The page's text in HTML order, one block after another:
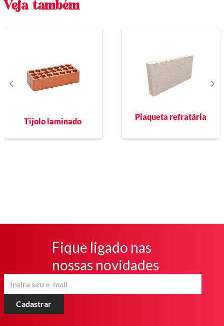
Veja também
Tijolo laminado Plaqueta refratária
Fique ligado nas
nossas novidades